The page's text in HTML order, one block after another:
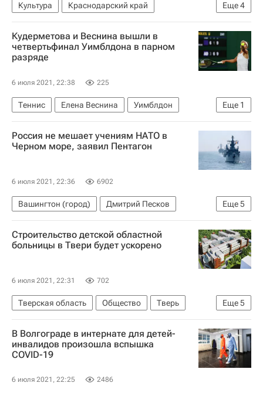
Еще4
Культура
Краснодарский край
Орленок (детский центр)
Александр Джеус
Детский отдых
Россия
Кудерметова и Веснина вышли в
четвертьфинал Уимблдона в парном
разряде
6 июля 2021, 22:38 225
Еще 1
Теннис Елена Веснина
Уимблдон
Вероника Кудерметова
Россия не мешает учениям НАТО в
Черном море, заявил Пентагон
6 июля 2021, 22:36 6902
Еще5
Вашингтон (город)
Дмитрий Песков
НАТО
Министерство обороны США
Черное море
Джон Кирби Россия
Строительство детской областной
больницы в Твери будет ускорено
6 июля 2021, 22:31 702
Еще5
Тверская область Общество
Тверь
Москва
Сергей Чемезов
Ростех
Здоровье - Общество
Игорь Руденя
В Волгограде в интернате для детей-
инвалидов произошла вспышка
COVID-19
6 июля 2021, 22:25 2486